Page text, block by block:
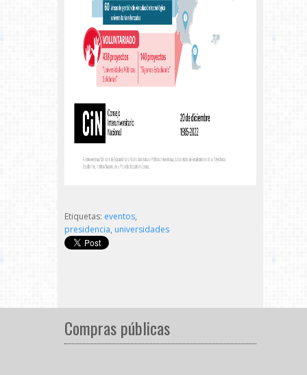
Etiquetas: eventos,
presidencia, universidades
Compras públicas